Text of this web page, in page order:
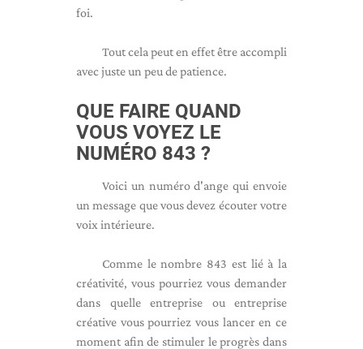
foi.
Tout cela peut en effet être accompli
avec juste un peu de patience.
QUE FAIRE QUAND
VOUS VOYEZ LE
NUMÉRO 843 ?
Voici un numéro d'ange qui envoie
un message que vous devez écouter votre
voix intérieure.
Comme le nombre 843 est lié à la
créativité, vous pourriez vous demander
dans quelle entreprise ou entreprise
créative vous pourriez vous lancer en ce
moment afin de stimuler le progrès dans